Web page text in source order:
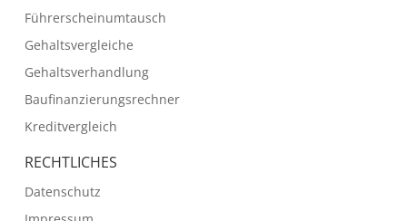
Führerscheinumtausch
Gehaltsvergleiche
Gehaltsverhandlung
Baufinanzierungsrechner
Kreditvergleich
RECHTLICHES
Datenschutz